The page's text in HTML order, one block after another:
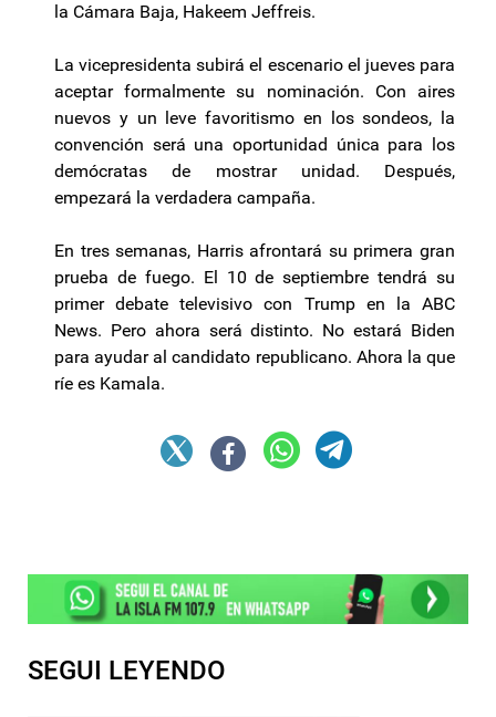
la Cámara Baja, Hakeem Jeffreis.
La vicepresidenta subirá el escenario el jueves para
aceptar formalmente su nominación. Con aires
nuevos y un leve favoritismo en los sondeos, la
convención será una oportunidad única para los
demócratas de mostrar unidad. Después,
empezará la verdadera campaña.
En tres semanas, Harris afrontará su primera gran
prueba de fuego. El 10 de septiembre tendrá su
primer debate televisivo con Trump en la ABC
News. Pero ahora será distinto. No estará Biden
para ayudar al candidato republicano. Ahora la que
ríe es Kamala.
SEGUI LEYENDO